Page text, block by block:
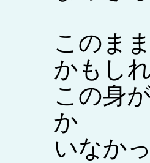
このま
かもし
この身
か
いなか